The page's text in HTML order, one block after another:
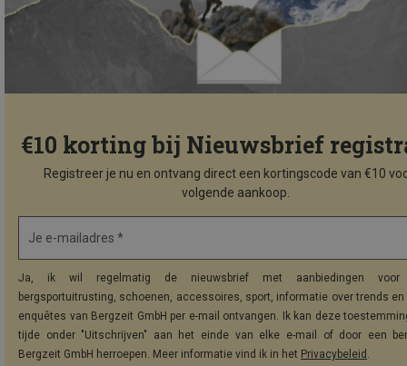
€10 korting bij Nieuwsbrief
Registreer je nu en ontvang direct een kortingscode van €10
volgende aankoop.
Je e-mailadres *
Ja, ik wil regelmatig de nieuwsbrief met aanbiedingen voor
bergsportuitrusting, schoenen, accessoires, sport, informatie over trends
enquêtes van Bergzeit GmbH per e-mail ontvangen. Ik kan deze
tijde onder "Uitschrijven" aan het einde van elke e-mail of door een
Bergzeit GmbH herroepen. Meer informatie vind ik in het Privacybeleid .